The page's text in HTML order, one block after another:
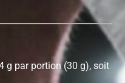
g par portion (30 g), soit